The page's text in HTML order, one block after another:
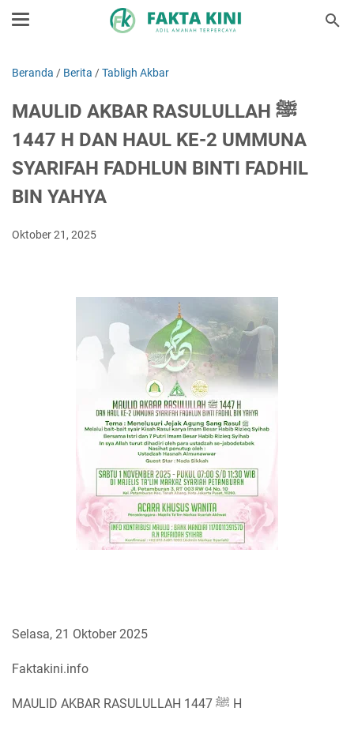
Beranda / Berita /Tabligh Akbar
MAULID AKBAR RASULULLAH ﷺ
1447 H DAN HAUL KE-2 UMMUNA
SYARIFAH FADHLUN BINTI FADHIL
BIN YAHYA
Oktober 21, 2025
Selasa, 21 Oktober 2025
Faktakini.info
MAULID AKBAR RASULULLAH ﷺ 1447 H